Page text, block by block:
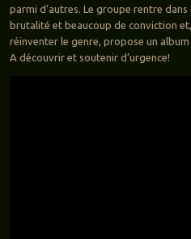
parmi d’autres. Le groupe rentre
brutalité et beaucoup de conviction
réinventer le genre, propose un
A découvrir et soutenir d’urgence!